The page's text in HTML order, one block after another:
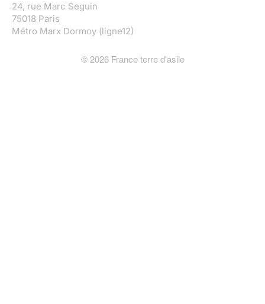
24, rue Marc Seguin
75018 Paris
Métro Marx Dormoy (ligne12)
© 2026France terre d'asile